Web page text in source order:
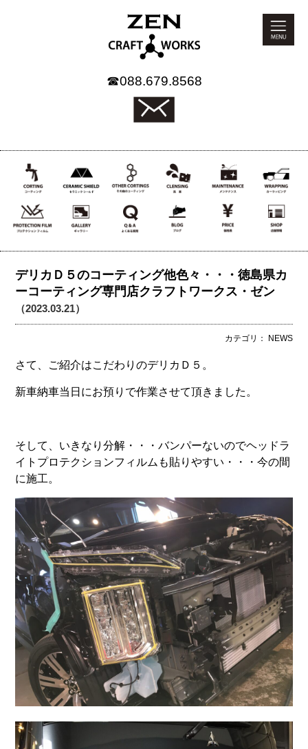
☎088.679.8568
デリカＤ５のコーティング他色々・・・徳島県カ
ーコーティング専門店クラフトワークス・ゼン
（2023.03.21）
カテゴリ： NEWS
さて、ご紹介はこだわりのデリカＤ５。
新車納車当日にお預りで作業させて頂きました。
そして、いきなり分解・・・バンパーないのでヘッドラ
イトプロテクションフィルムも貼りやすい・・・今の間
に施工。